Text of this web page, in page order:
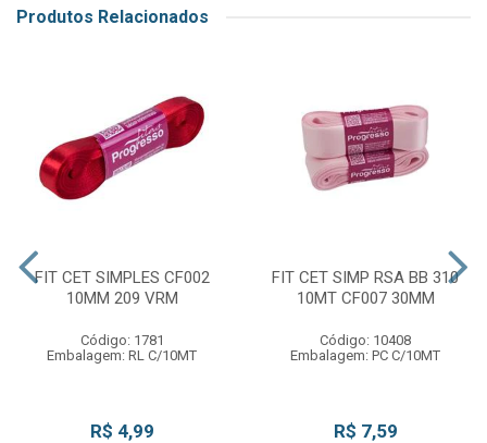
Produtos Relacionados
FIT CET SIMPLES CF002
10MM 209 VRM
Código: 1781
Embalagem: RL C/10MT
R$ 4,99
FIT CET SIMP RSA BB 310
10MT CF007 30MM
Código: 10408
Embalagem: PC C/10MT
R$ 7,59